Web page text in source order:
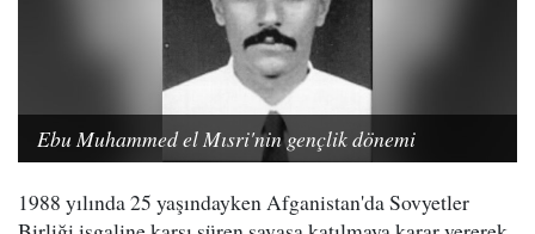
Ebu Muhammed el Mısri'nin gençlik dönemi
1988 yılında 25 yaşındayken Afganistan'da Sovyetler